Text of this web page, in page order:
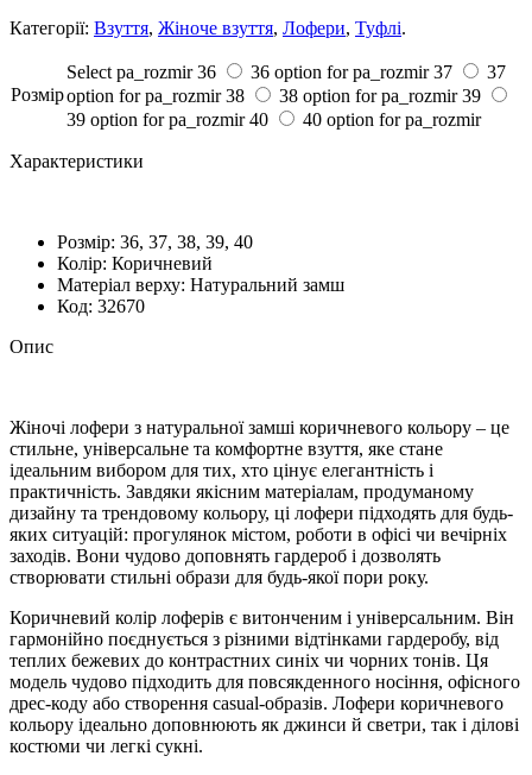
Категорії: Взуття, Жіноче взуття, Лофери, Туфлі.
Розмiр
Select pa_rozmir 36 36 option for pa_rozmir 37
37
option for pa_rozmir 38 38 option for pa_rozmir 39
39 option for pa_rozmir 40 40 option for pa_rozmir
Характеристики
Розмiр: 36, 37, 38, 39, 40
Колір: Коричневий
Матеріал верху: Натуральний замш
Код: 32670
Опис
Жіночі лофери з натуральної замші коричневого кольору – це
стильне, універсальне та комфортне взуття, яке стане
ідеальним вибором для тих, хто цінує елегантність і
практичність. Завдяки якісним матеріалам, продуманому
дизайну та трендовому кольору, ці лофери підходять для будь-
яких ситуацій: прогулянок містом, роботи в офісі чи вечірніх
заходів. Вони чудово доповнять гардероб і дозволять
створювати стильні образи для будь-якої пори року.
Коричневий колір лоферів є витонченим і універсальним. Він
гармонійно поєднується з різними відтінками гардеробу, від
теплих бежевих до контрастних синіх чи чорних тонів. Ця
модель чудово підходить для повсякденного носіння, офісного
дрес-коду або створення casual-образів. Лофери коричневого
кольору ідеально доповнюють як джинси й светри, так і ділові
костюми чи легкі сукні.